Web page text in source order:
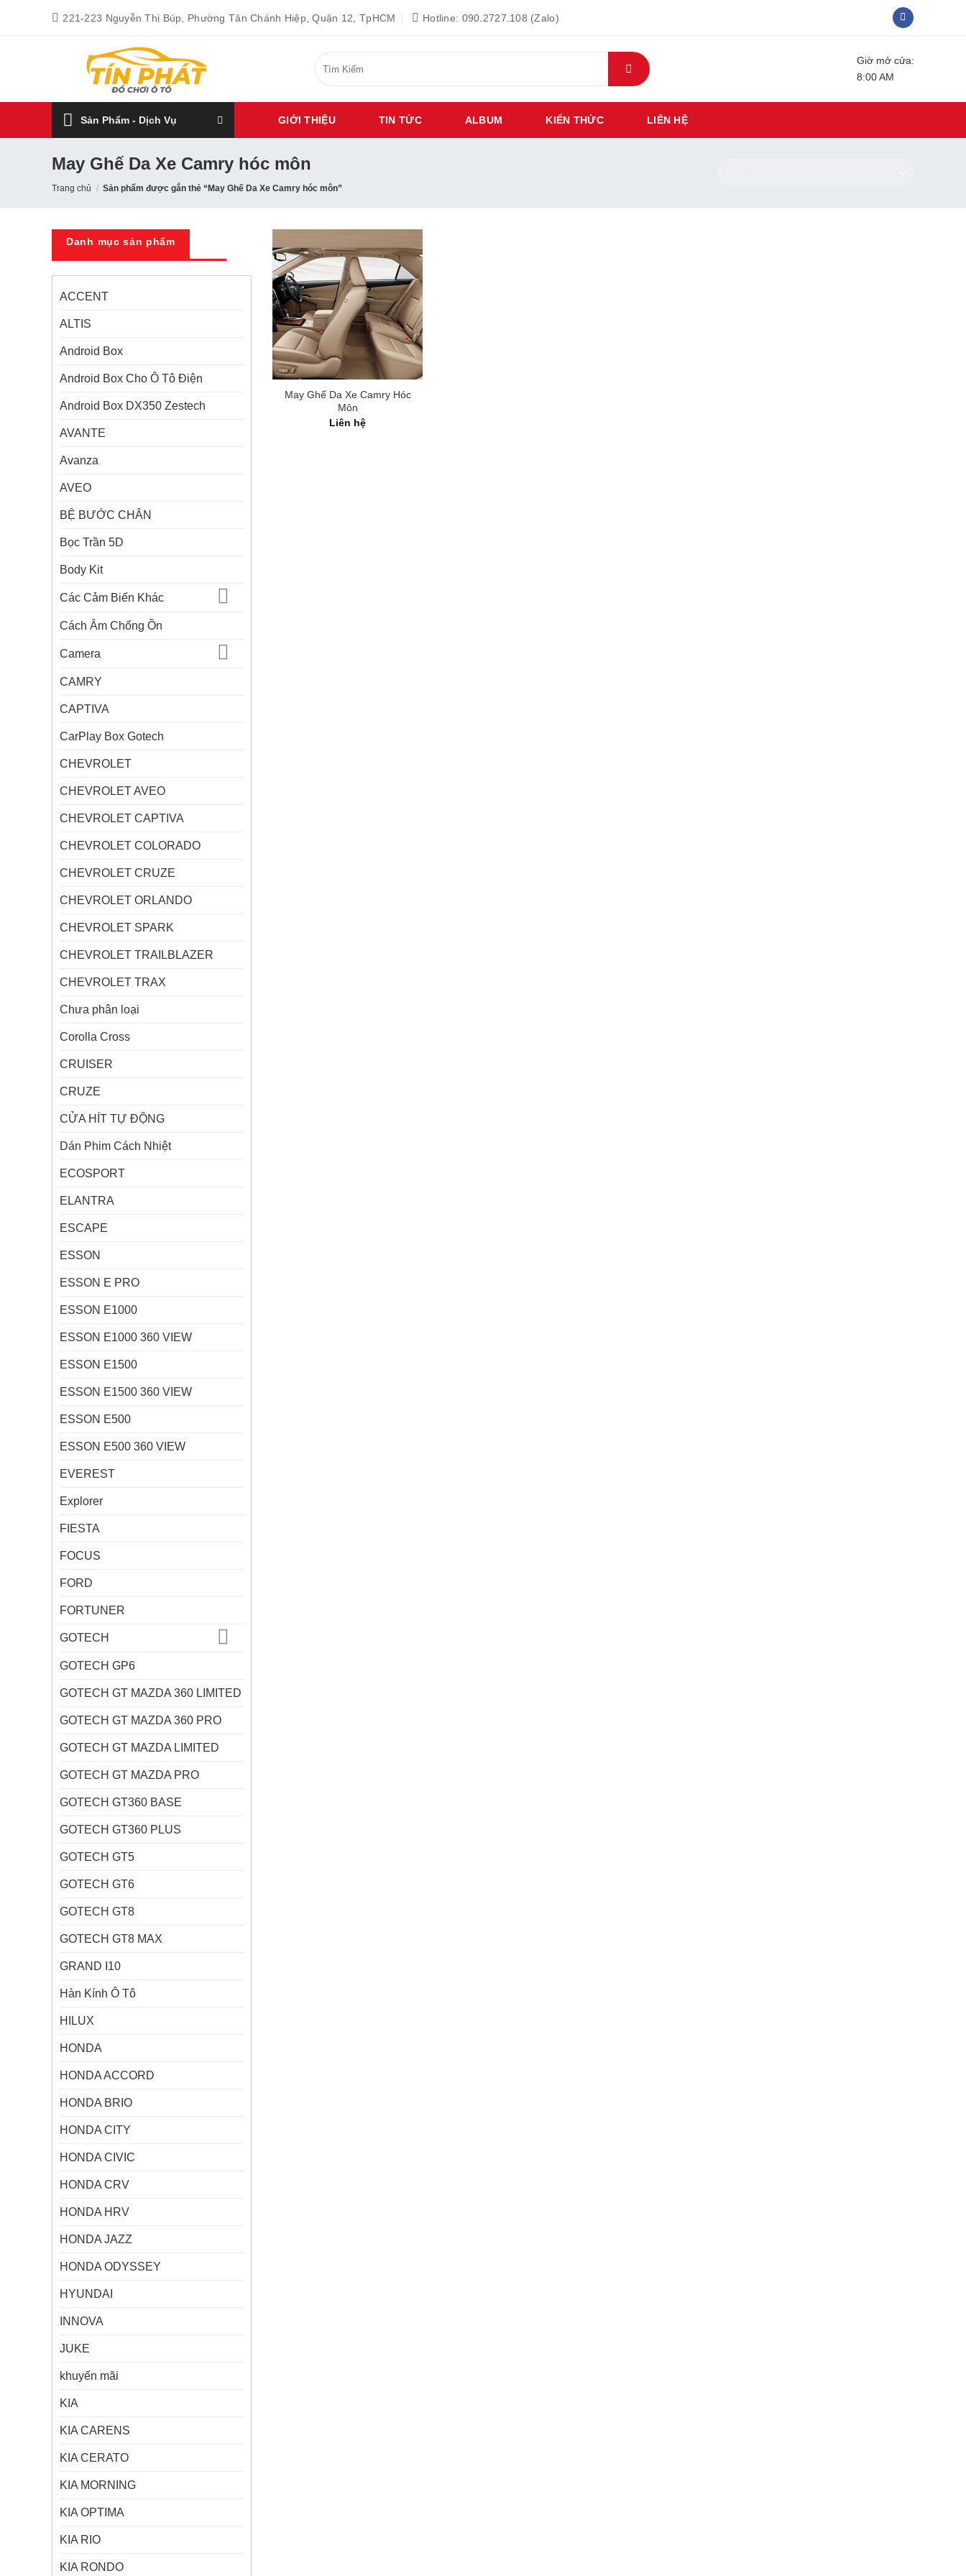
221-223 Nguyễn Thị Búp, Phường Tân Chánh Hiệp, Quận 12, TpHCM Hotline: 090.2727.108 (Zalo)
kiếm:
Giờ mở cửa:
8:00 AM
Sản Phẩm - Dịch Vụ GIỚI THIỆU TIN TỨC ALBUM KIẾN THỨC LIÊN HỆ
May Ghế Da Xe Camry hóc môn
Trang chủ / Sản phẩm được gắn thẻ “May Ghế Da Xe Camry hóc môn”
Danh mục sản phẩm
ACCENT
ALTIS
Android Box
Android Box Cho Ô Tô Điện
Android Box DX350 Zestech
AVANTE
Avanza
AVEO
BỆ BƯỚC CHÂN
Bọc Trần 5D
Body Kit
Các Cảm Biến Khác
Cách Âm Chống Ồn
Camera
CAMRY
CAPTIVA
CarPlay Box Gotech
CHEVROLET
CHEVROLET AVEO
CHEVROLET CAPTIVA
CHEVROLET COLORADO
CHEVROLET CRUZE
CHEVROLET ORLANDO
CHEVROLET SPARK
CHEVROLET TRAILBLAZER
CHEVROLET TRAX
Chưa phân loại
Corolla Cross
CRUISER
CRUZE
CỬA HÍT TỰ ĐỘNG
Dán Phim Cách Nhiệt
ECOSPORT
ELANTRA
ESCAPE
ESSON
ESSON E PRO
ESSON E1000
ESSON E1000 360 VIEW
ESSON E1500
ESSON E1500 360 VIEW
ESSON E500
ESSON E500 360 VIEW
EVEREST
Explorer
FIESTA
FOCUS
FORD
FORTUNER
GOTECH
GOTECH GP6
GOTECH GT MAZDA 360 LIMITED
GOTECH GT MAZDA 360 PRO
GOTECH GT MAZDA LIMITED
GOTECH GT MAZDA PRO
GOTECH GT360 BASE
GOTECH GT360 PLUS
GOTECH GT5
GOTECH GT6
GOTECH GT8
GOTECH GT8 MAX
GRAND I10
Hàn Kính Ô Tô
HILUX
HONDA
HONDA ACCORD
HONDA BRIO
HONDA CITY
HONDA CIVIC
HONDA CRV
HONDA HRV
HONDA JAZZ
HONDA ODYSSEY
HYUNDAI
INNOVA
JUKE
khuyến mãi
KIA
KIA CARENS
KIA CERATO
KIA MORNING
KIA OPTIMA
KIA RIO
KIA RONDO
May Ghế Da Xe Camry Hóc
Môn
Liên hệ